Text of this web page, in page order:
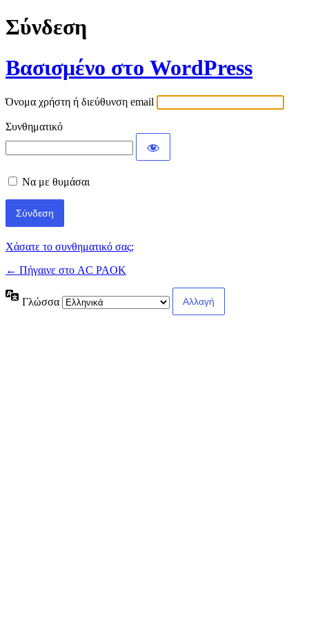
Σύνδεση
Βασισμένο στο WordPress
Όνομα χρήστη ή διεύθυνση email
Συνθηματικό
Να με θυμάσαι
Χάσατε το συνθηματικό σας;
← Πήγαινε στο AC PAOK
Γλώσσα